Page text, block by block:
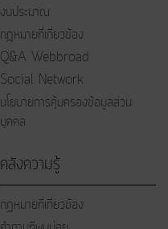
งบประมาณ
กฎหมายที่เกี่ยวข้อง
Q&A Webbroad
Social Network
นโยบายการคุ้มครองข้อมูลส่วน
บุคคล
คลังความรู้
กฏหมายที่เกี่ยวข้อง